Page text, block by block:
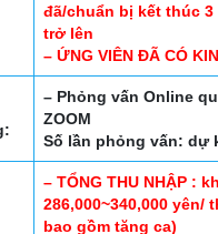
đã/chuẩn bị kết thúc 3
trở lên
– ỨNG VIÊN ĐÃ CÓ
– Phỏng vấn Online
ZOOM
Số lần phỏng vấn: dự
– TỔNG THU NHẬP :
286,000~340,000 yên/
bao gồm tăng ca)